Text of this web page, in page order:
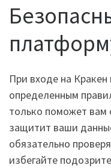
При входе на
определенным
только поможет вам
защитит ваши
обязательно
избегайте